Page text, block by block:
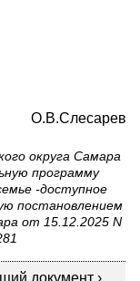
округа Самара
программу
-доступное
постановлением
от 15.12.2025 N
документ ›